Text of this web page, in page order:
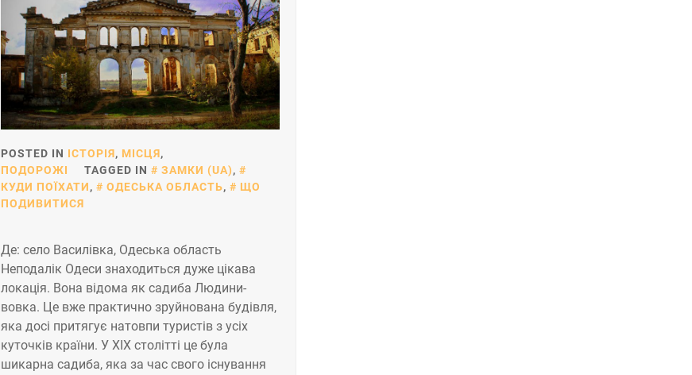
POSTED IN ІСТОРІЯ, МІСЦЯ,
ПОДОРОЖІ
TAGGED IN ЗАМКИ (UA),
КУДИ ПОЇХАТИ, ОДЕСЬКА ОБЛАСТЬ,
ЩО
ПОДИВИТИСЯ
Де: село Василівка, Одеська область
Неподалік Одеси знаходиться дуже цікава
локація. Вона відома як садиба Людини-
вовка. Це вже практично зруйнована будівля,
яка досі притягує натовпи туристів з усіх
куточків країни. У ХІХ столітті це була
шикарна садиба, яка за час свого існування